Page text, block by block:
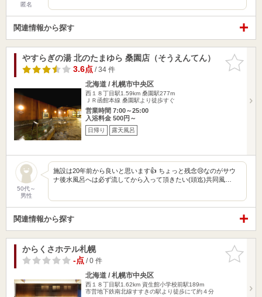
匿名
関連情報から探す
お気に入
りに追加
やすらぎの湯 北のたまゆら 桑園店（そうえんてん）
3.6点/ 34 件
北海道 / 札幌市中央区
西１８丁目駅1.59km 桑園駅277m
ＪＲ函館本線 桑園駅より徒歩すぐ
営業時間 7:00～25:00
入浴料金 500円～
日帰り 露天風呂
50代～
男性
施設は20年前から良いと思います👍 ちょっと残念😢なのがサウ
ナ後水風呂へは必ず流してから入って頂きたい(頭迄)共同風…
関連情報から探す
お気に入
りに追加
からくさホテル札幌
-点/ 0 件
北海道 / 札幌市中央区
西１８丁目駅1.62km 資生館小学校前駅189m
市営地下鉄南北線すすきの駅より徒歩にて約４分